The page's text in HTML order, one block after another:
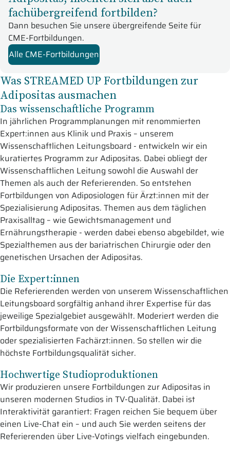
fachübergreifend fortbilden?
Dann besuchen Sie unsere übergreifende Seite für
CME-Fortbildungen.
Alle CME-Fortbildungen
Was STREAMED UP Fortbildungen zur
Adipositas ausmachen
Das wissenschaftliche Programm
In jährlichen Programmplanungen mit renommierten
Expert:innen aus Klinik und Praxis – unserem
Wissenschaftlichen Leitungsboard - entwickeln wir ein
kuratiertes Programm zur Adipositas. Dabei obliegt der
Wissenschaftlichen Leitung sowohl die Auswahl der
Themen als auch der Referierenden. So entstehen
Fortbildungen von Adiposiologen für Ärzt:innen mit der
Spezialisierung Adipositas. Themen aus dem täglichen
Praxisalltag – wie Gewichtsmanagement und
Ernährungstherapie - werden dabei ebenso abgebildet, wie
Spezialthemen aus der bariatrischen Chirurgie oder den
genetischen Ursachen der Adipositas.
Die Expert:innen
Die Referierenden werden von unserem Wissenschaftlichen
Leitungsboard sorgfältig anhand ihrer Expertise für das
jeweilige Spezialgebiet ausgewählt. Moderiert werden die
Fortbildungsformate von der Wissenschaftlichen Leitung
oder spezialisierten Fachärzt:innen. So stellen wir die
höchste Fortbildungsqualität sicher.
Hochwertige Studioproduktionen
Wir produzieren unsere Fortbildungen zur Adipositas in
unseren modernen Studios in TV-Qualität. Dabei ist
Interaktivität garantiert: Fragen reichen Sie bequem über
einen Live-Chat ein – und auch Sie werden seitens der
Referierenden über Live-Votings vielfach eingebunden.